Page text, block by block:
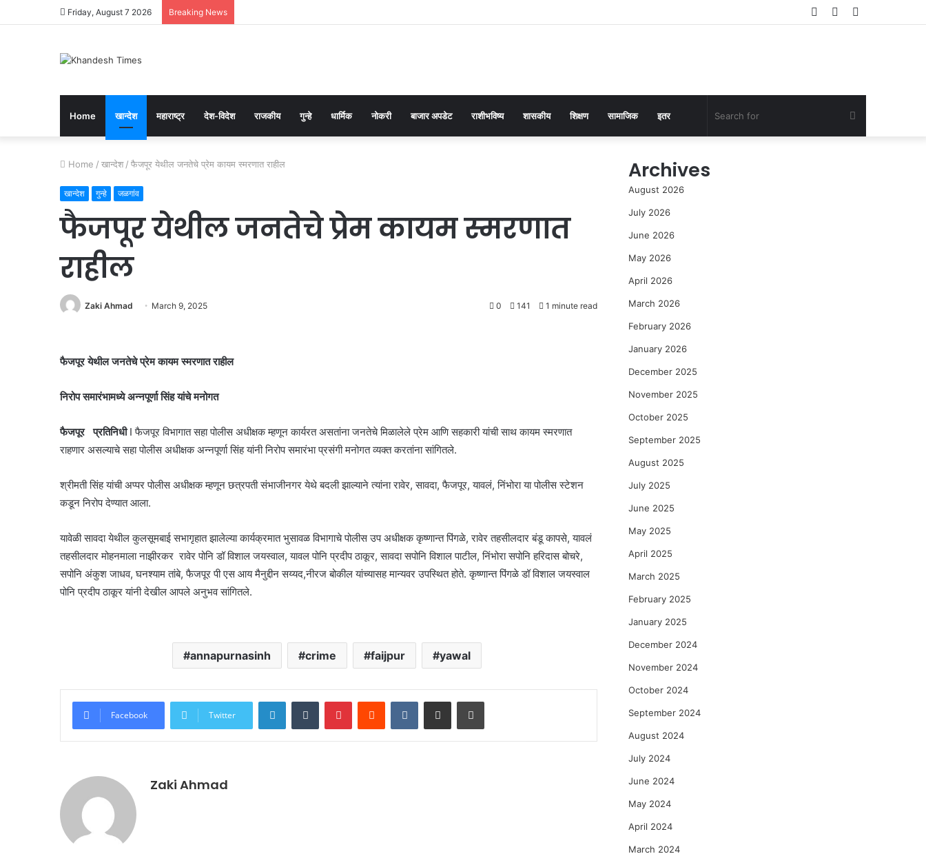
Friday, August 7 2026 Breaking News
Random
Log
Home खान्देश महाराष्ट्र देश-विदेश राजकीय गुन्हे धार्मिक नोकरी बाजार अपडेट राशीभविष्य शासकीय शिक्षण सामाजिक इतर Search
Home / खान्देश / फैजपूर येथील जनतेचे प्रेम कायम स्मरणात राहील
खान्देश गुन्हे जळगांव
फैजपूर येथील जनतेचे प्रेम कायम स्मरणात
राहील
Zaki Ahmad March 9, 2025 0 141 1 minute read
फैजपूर येथील जनतेचे प्रेम कायम स्मरणात राहील
निरोप समारंभामध्ये अन्नपूर्णा सिंह यांचे मनोगत
फैजपूर प्रतिनिधीI फैजपूर विभागात सहा पोलीस अधीक्षक म्हणून कार्यरत असतांना जनतेचे मिळालेले प्रेम आणि सहकारी यांची साथ कायम स्मरणात
राहणार असल्याचे सहा पोलीस अधीक्षक अन्नपूर्णा सिंह यांनी निरोप समारंभा प्रसंगी मनोगत व्यक्त करतांना सांगितले.
श्रीमती सिंह यांची अप्पर पोलीस अधीक्षक म्हणून छत्रपती संभाजीनगर येथे बदली झाल्याने त्यांना रावेर, सावदा, फैजपूर, यावलं, निंभोरा या पोलीस स्टेशन
कडून निरोप देण्यात आला.
यावेळी सावदा येथील कुलसूमबाई सभागृहात झालेल्या कार्यक्रमात भुसावळ विभागाचे पोलीस उप अधीक्षक कृष्णान्त पिंगळे, रावेर तहसीलदार बंडू कापसे, यावलं
तहसीलदार मोहनमाला नाझीरकर रावेर पोनि डॉ विशाल जयस्वाल, यावल पोनि प्रदीप ठाकूर, सावदा सपोनि विशाल पाटील, निंभोरा सपोनि हरिदास बोचरे,
सपोनि अंकुश जाधव, घनश्याम तांबे, फैजपूर पी एस आय मैनुद्दीन सय्यद,नीरज बोकील यांच्यासह मान्यवर उपस्थित होते. कृष्णान्त पिंगळे डॉ विशाल जयस्वाल
पोनि प्रदीप ठाकूर यांनी देखील आपले अनुभव सांगितले.
annapurnasinh crime faijpur yawal
Facebook Twitter
LinkedInTumblr PinterestReddit VKontakteShare via Email Print
Zaki Ahmad
Archives
August 2026
July 2026
June 2026
May 2026
April 2026
March 2026
February 2026
January 2026
December 2025
November 2025
October 2025
September 2025
August 2025
July 2025
June 2025
May 2025
April 2025
March 2025
February 2025
January 2025
December 2024
November 2024
October 2024
September 2024
August 2024
July 2024
June 2024
May 2024
April 2024
March 2024